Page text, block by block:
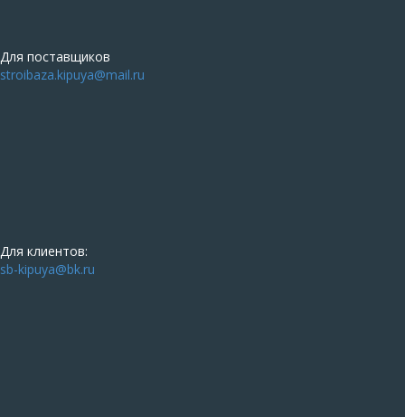
Для поставщиков
stroibaza.kipuya@mail.ru
Для клиентов:
sb-kipuya@bk.ru